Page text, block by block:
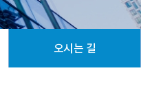
오시는 길